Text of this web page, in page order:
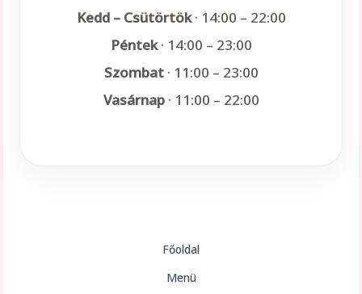
Kedd – Csütörtök· 14:00 – 22:00
Péntek· 14:00 – 23:00
Szombat· 11:00 – 23:00
Vasárnap· 11:00 – 22:00
Főoldal
Menü